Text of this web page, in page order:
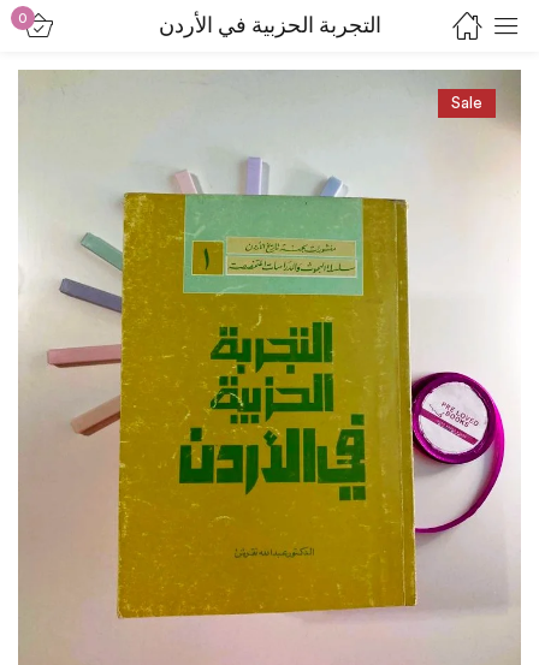
التجربة الحزبية في الأردن 0
Sale
Sign in
Remember me
Lost password?
Log in
Create an account